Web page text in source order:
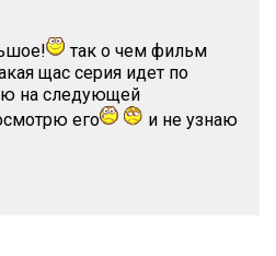
так о чем фильм
щас серия идет по
на следующей
его
и не узнаю